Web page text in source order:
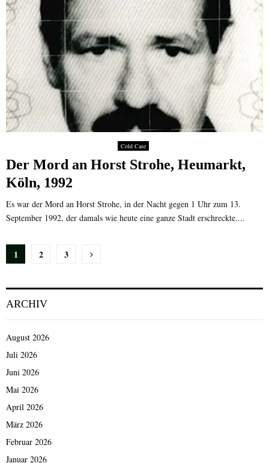
Cold Case
Der Mord an Horst Strohe, Heumarkt,
Köln, 1992
Es war der Mord an Horst Strohe, in der Nacht gegen 1 Uhr zum 13.
September 1992, der damals wie heute eine ganze Stadt erschreckte....
Seitennummerierung
Beiträge
1 2 3
ARCHIV
August 2026
Juli 2026
Juni 2026
Mai 2026
April 2026
März 2026
Februar 2026
Januar 2026